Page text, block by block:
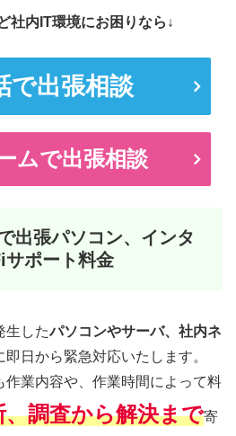
社内IT環境にお困りなら↓
で出張相談
ムで出張相談
出張パソコン、インタ
ポート料金
生したパソコンやサーバ、社内ネ
即日から緊急対応いたします。
作業内容や、作業時間によって料
、調査から解決まで寄